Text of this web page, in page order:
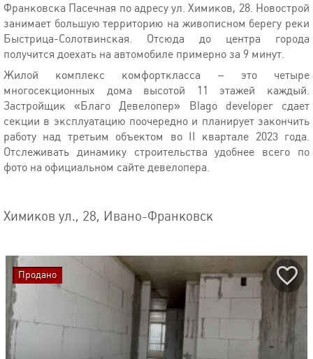
Франковска Пасечная по адресу ул. Химиков, 28. Новострой
занимает большую территорию на живописном берегу реки
Быстрица-Солотвинская. Отсюда до центра города
получится доехать на автомобиле примерно за 9 минут.
Жилой комплекс комфорткласса – это четыре
многосекционных дома высотой 11 этажей каждый.
Застройщик «Благо Девелопер» Blago developer сдает
секции в эксплуатацию поочередно и планирует закончить
работу над третьим объектом во II квартале 2023 года.
Отслеживать динамику строительства удобнее всего по
фото на официальном сайте девелопера.
Химиков ул., 28, Ивано-Франковск
Продано